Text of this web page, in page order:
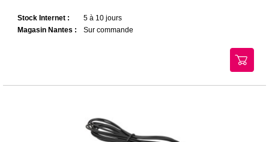
Stock Internet :
5 à 10 jours
Magasin Nantes :
Sur commande